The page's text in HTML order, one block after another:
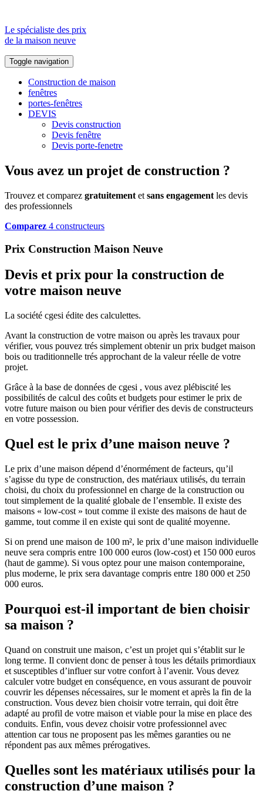
Le spécialiste des prix
de la maison neuve
Toggle navigation
Construction de maison
fenêtres
portes-fenêtres
DEVIS
Devis construction
Devis fenêtre
Devis porte-fenetre
Vous avez un projet de construction ?
Trouvez et comparez gratuitement et sans engagement les devis
des professionnels
Comparez 4 constructeurs
Prix Construction Maison Neuve
Devis et prix pour la construction de
votre maison neuve
La société cgesi édite des calculettes.
Avant la construction de votre maison ou après les travaux pour
vérifier, vous pouvez trés simplement obtenir un prix budget maison
bois ou traditionnelle trés approchant de la valeur réelle de votre
projet.
Grâce à la base de données de cgesi , vous avez plébiscité les
possibilités de calcul des coûts et budgets pour estimer le prix de
votre future maison ou bien pour vérifier des devis de constructeurs
en votre possession.
Quel est le prix d’une maison neuve ?
Le prix d’une maison dépend d’énormément de facteurs, qu’il
s’agisse du type de construction, des matériaux utilisés, du terrain
choisi, du choix du professionnel en charge de la construction ou
tout simplement de la qualité globale de l’ensemble. Il existe des
maisons « low-cost » tout comme il existe des maisons de haut de
gamme, tout comme il en existe qui sont de qualité moyenne.
Si on prend une maison de 100 m², le prix d’une maison individuelle
neuve sera compris entre 100 000 euros (low-cost) et 150 000 euros
(haut de gamme). Si vous optez pour une maison contemporaine,
plus moderne, le prix sera davantage compris entre 180 000 et 250
000 euros.
Pourquoi est-il important de bien choisir
sa maison ?
Quand on construit une maison, c’est un projet qui s’établit sur le
long terme. Il convient donc de penser à tous les détails primordiaux
et susceptibles d’influer sur votre confort à l’avenir. Vous devez
calculer votre budget en conséquence, en vous assurant de pouvoir
couvrir les dépenses nécessaires, sur le moment et après la fin de la
construction. Vous devez bien choisir votre terrain, qui doit être
adapté au profil de votre maison et viable pour la mise en place des
conduits. Enfin, vous devez choisir votre professionnel avec
attention car tous ne proposent pas les mêmes garanties ou ne
répondent pas aux mêmes prérogatives.
Quelles sont les matériaux utilisés pour la
construction d’une maison ?